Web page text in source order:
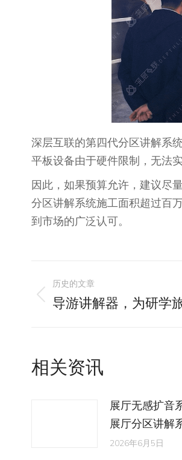
深层互联的第四代分区讲解系
平板设备由于硬件限制，无法
因此，如果预算允许，建议尽
分区讲解系统施工面积超过百
到市场的广泛认可。
文
章
航
历史的文章
历
文
章：
导游讲解器，为研学
相关资讯
展厅无感扩
展厅分区讲解
2026年6月5日